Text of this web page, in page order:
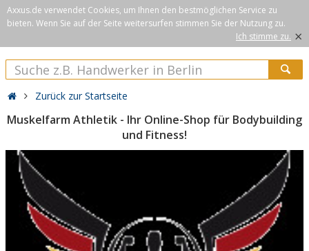
Axxus.de verwendet Cookies, um Ihnen den bestmöglichen Service zu
bieten. Wenn Sie auf der Seite weitersurfen stimmen Sie der Nutzung zu.
Ich stimme zu. ×
Zurück zur Startseite
Muskelfarm Athletik - Ihr Online-Shop für Bodybuilding
und Fitness!